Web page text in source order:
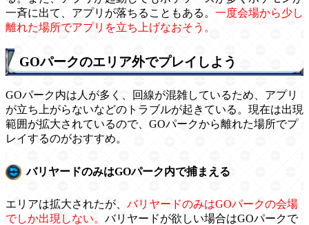
一斉に出て、アプリが落ちることもある。 一度会場から少し
離れた場所でアプリを立ち上げなおそう。
GOパークのエリア外でプレイしよう
GOパーク内は人が多く、回線が混雑しているため、アプリ
が立ち上がらないなどのトラブルが起きている。現在は出現
範囲が拡大されているので、GOパークから離れた場所でプ
レイするのがおすすめ。
バリヤードのみはGOパーク内で捕まえる
エリアは拡大されたが、 バリヤードのみはGOパークの会場
でしか出現しない。 バリヤードが欲しい場合はGOパークで